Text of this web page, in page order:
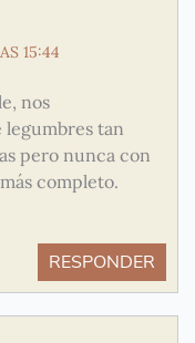
15:44
nos
tan
pero nunca con
completo.
RESPONDER